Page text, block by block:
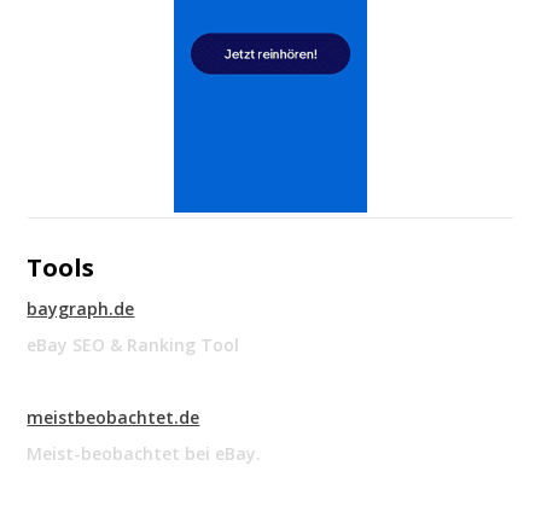
Tools
baygraph.de
eBay SEO & Ranking Tool
meistbeobachtet.de
Meist-beobachtet bei eBay.